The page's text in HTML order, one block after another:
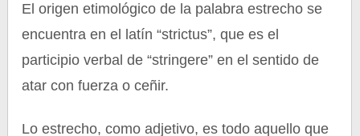
El origen etimológico de la palabra estrecho se
encuentra en el latín “strictus”, que es el
participio verbal de “stringere” en el sentido de
atar con fuerza o ceñir.
Lo estrecho, como adjetivo, es todo aquello que